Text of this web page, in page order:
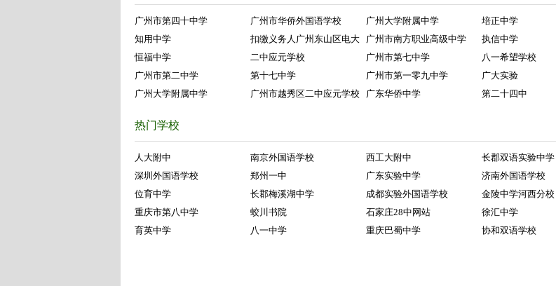
广州市第四十中学 广州市华侨外国语学校 广州大学附属中学
培正中学
知用中学
扣缴义务人广州东山区电大 广州市南方职业高级中学
执信中学
恒福中学
二中应元学校 广州市第七中学
八一希望学校
广州市第二中学
第十七中学 广州市第一零九中学
广大实验
广州大学附属中学
广州市越秀区二中应元学校 广东华侨中学 第二十四中
热门学校
人大附中 南京外国语学校 西工大附中
长郡双语实验中学
深圳外国语学校
郑州一中 广东实验中学
济南外国语学校
位育中学
长郡梅溪湖中学 成都实验外国语学校
金陵中学河西分校
重庆市第八中学
蛟川书院 石家庄28中网站
徐汇中学
育英中学
八一中学 重庆巴蜀中学 协和双语学校